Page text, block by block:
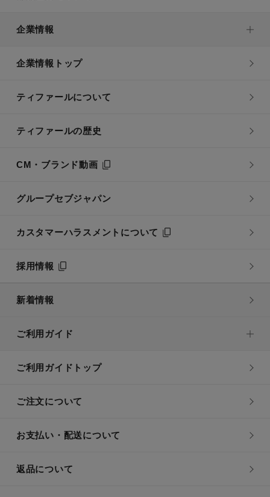
企業情報
企業情報トップ
ティファールについて
ティファールの歴史
CM・ブランド動画
グループセブジャパン
カスタマーハラスメントについて
採用情報
新着情報
ご利用ガイド
ご利用ガイドトップ
ご注文について
お支払い・配送について
返品について